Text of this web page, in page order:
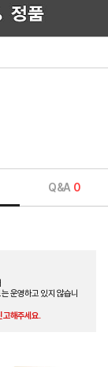
Q&A 0
운영하고 있지 않습니
고해주세요.